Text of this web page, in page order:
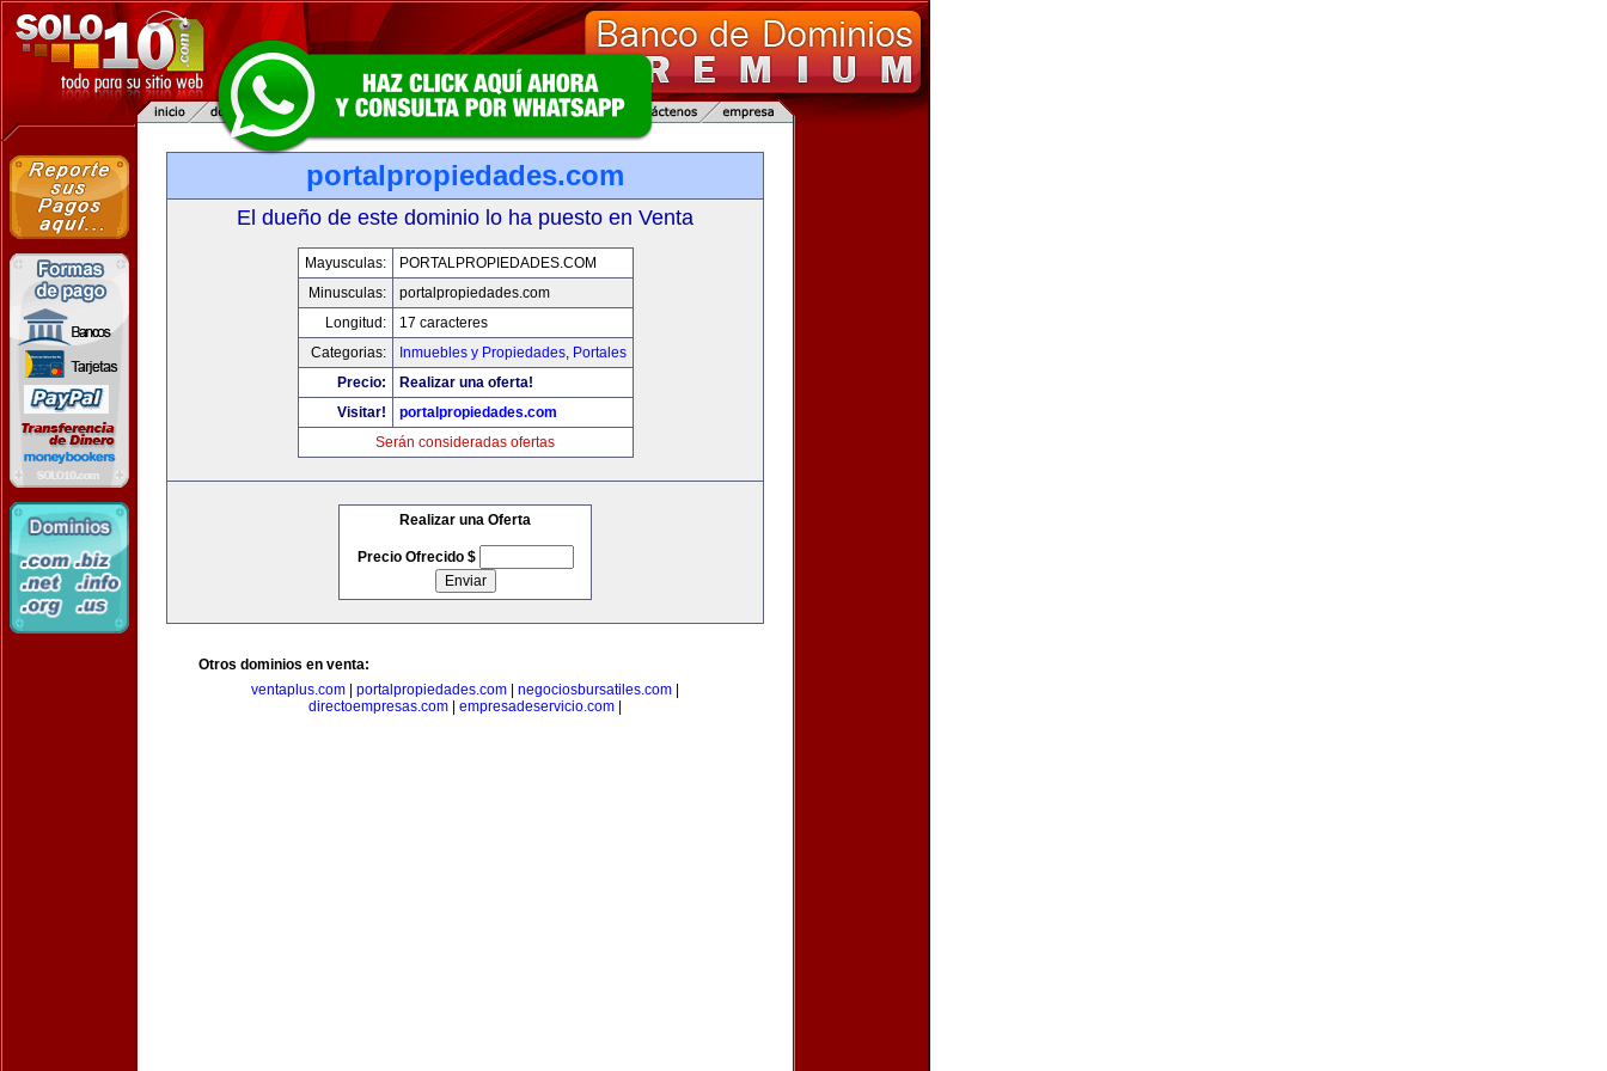
portalpropiedades.com
El dueño de este dominio lo ha puesto en Venta
Mayusculas:
PORTALPROPIEDADES.COM
Minusculas:
portalpropiedades.com
Longitud:
17 caracteres
Categorias:
Inmuebles y Propiedades, Portales
Precio:
Realizar una oferta!
Visitar!
portalpropiedades.com
Serán consideradas ofertas
Realizar una Oferta
Precio Ofrecido $
Otros dominios en venta:
ventaplus.com
portalpropiedades.com negociosbursatiles.com
directoempresas.com
empresadeservicio.com